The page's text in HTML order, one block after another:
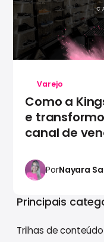
Varejo
Como a
e
canal de
PorNayara
Principais
Trilhas de conteúdo